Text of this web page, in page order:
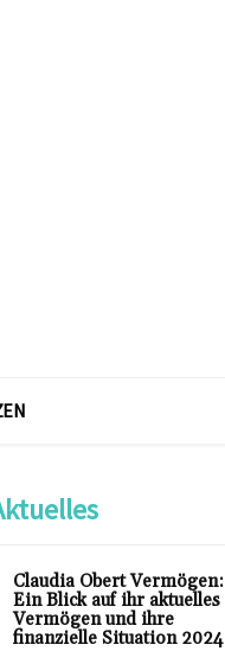
Claudia Obert Vermögen:
Ein Blick auf ihr aktuelles
Vermögen und ihre
finanzielle Situation 2024